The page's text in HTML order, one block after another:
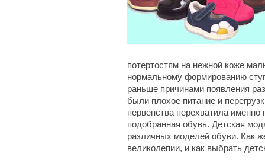
потертостям на нежной коже
нормальному формированию
раньше причинами появления
были плохое питание и
первенства перехватила именно
подобранная обувь. Детская
различных моделей обуви. Как
великолепии, и как выбрать